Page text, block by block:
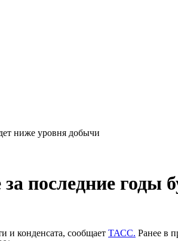
ниже уровня добычи
последние годы
и конденсата, сообщает ТАСС. Ранее в